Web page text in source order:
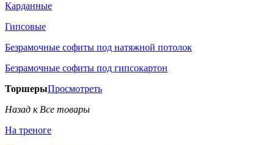
Карданные
Гипсовые
Безрамочные софиты под натяжной потолок
Безрамочные софиты под гипсокартон
ТоршерыПросмотреть
Назад к Все товары
На треноге